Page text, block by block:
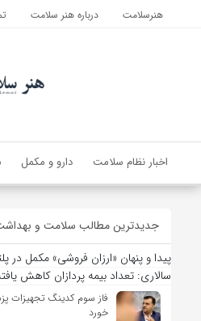
هنرسلامت درباره هنر سلامت
اخبار نظام سلامت دارو و مکمل
جدیدترین مطالب سلامت و
پیدا و پنهان «ارزان فروشی» مکمل در
سالاری: تعداد بیمه پردازان کاهش
فاز سوم کدینگ تجهیزات
خورد